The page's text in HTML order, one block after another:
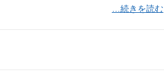
…続きを読む